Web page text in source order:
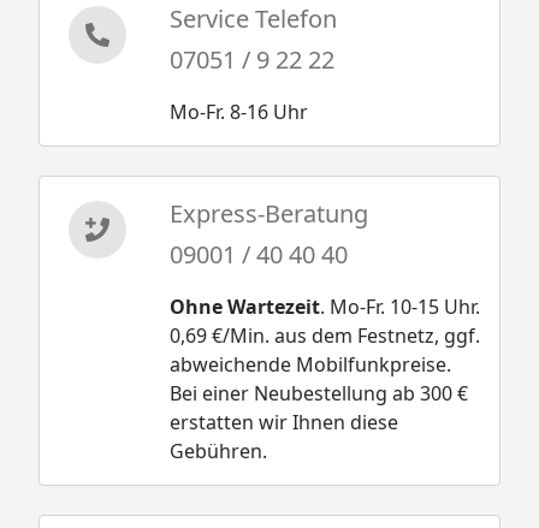
Service Telefon
07051 / 9 22 22
Mo-Fr. 8-16 Uhr
Express-Beratung
09001 / 40 40 40
Ohne Wartezeit. Mo-Fr. 10-15 Uhr.
0,69 €/Min. aus dem Festnetz, ggf.
abweichende Mobilfunkpreise.
Bei einer Neubestellung ab 300 €
erstatten wir Ihnen diese
Gebühren.